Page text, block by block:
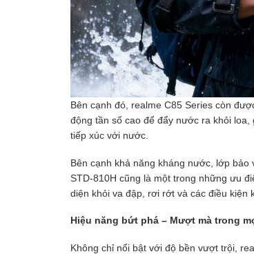
Bên cạnh đó, realme C85 Series còn
động tần số cao để đẩy nước ra khỏi
tiếp xúc với nước.
Bên cạnh khả năng kháng nước, lớp
STD-810H cũng là một trong những ưu
diện khỏi va đập, rơi rớt và các điều kiện
Hiệu năng bứt phá – Mượt mà trong
Không chỉ nổi bật với độ bền vượt trội,